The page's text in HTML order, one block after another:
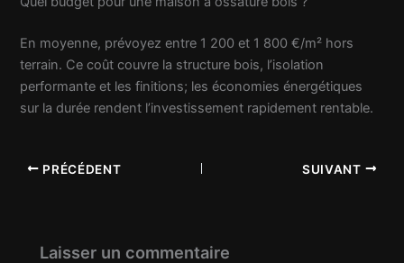
En moyenne, prévoyez entre 1 200 et 1 800 €/m² hors
terrain. Ce coût couvre la structure bois, l’isolation
performante et les finitions; les économies énergétiques
sur la durée rendent l’investissement rapidement rentable.
PRÉCÉDENT SUIVANT
Laisser un commentaire